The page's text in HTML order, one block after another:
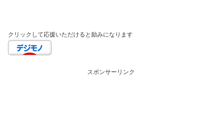
クリックして応援いただけると励みになります
スポンサーリンク